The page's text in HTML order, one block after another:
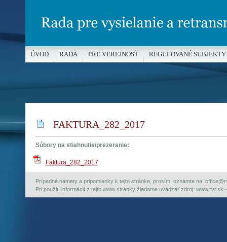
FAKTURA_282_2017
Súbory na stiahnutie/prezeranie:
Faktura_282_2017
Prípadné námety a pripomienky k tejto stránke, prosím, oznámte na:
Pri použití informácií z tejto www stránky žiadame uvádzať zdroj: www.rvr.sk
ÚVOD RADA PRE VEREJNOSŤ REGULOVANÉ SUBJEKTY